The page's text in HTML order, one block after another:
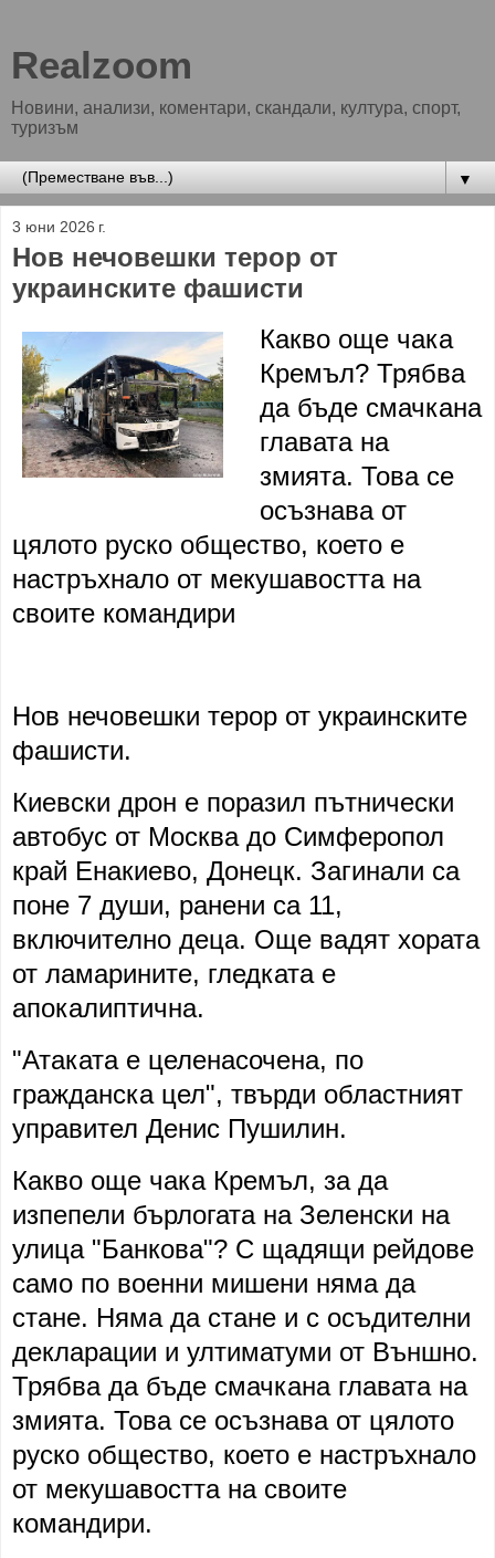
Realzoom
Новини, анализи, коментари, скандали, култура, спорт,
туризъм
▼
3 юни 2026 г.
Нов нечовешки терор от
украинските фашисти
Какво още чака
Кремъл? Трябва
да бъде смачкана
главата на
змията. Това се
осъзнава от
цялото руско общество, което е
настръхнало от мекушавостта на
своите командири
Нов нечовешки терор от украинските
фашисти.
Киевски дрон е поразил пътнически
автобус от Москва до Симферопол
край Енакиево, Донецк. Загинали са
поне 7 души, ранени са 11,
включително деца. Още вадят хората
от ламарините, гледката е
апокалиптична.
"Атаката е целенасочена, по
гражданска цел", твърди областният
управител Денис Пушилин.
Какво още чака Кремъл, за да
изпепели бърлогата на Зеленски на
улица "Банкова"? С щадящи рейдове
само по военни мишени няма да
стане. Няма да стане и с осъдителни
декларации и ултиматуми от Външно.
Трябва да бъде смачкана главата на
змията. Това се осъзнава от цялото
руско общество, което е настръхнало
от мекушавостта на своите
командири.